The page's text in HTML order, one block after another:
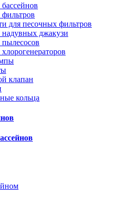
фильтров
для песочных фильтров
надувных джакузи
пылесосов
клапан
кольца